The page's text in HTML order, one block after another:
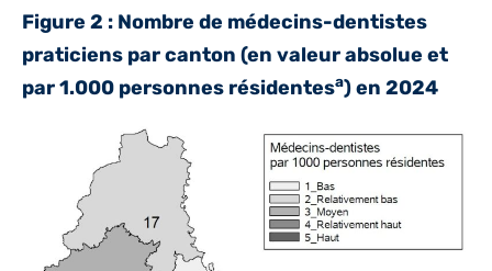
Figure 2 : Nombre de médecins-dentistes
praticiens par canton (en valeur absolue et
par 1.000 personnes résidentesa) en 2024